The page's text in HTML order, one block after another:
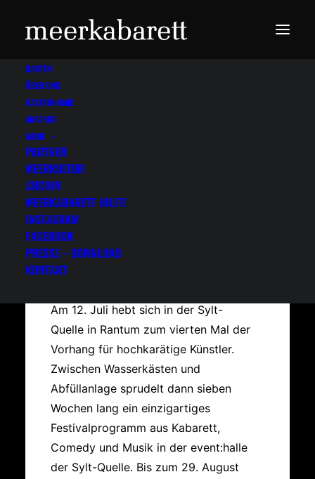
KARTEN
ÜBER UNS
GASTRONOMIE
ANFAHRT
MEHR
PARTNER
MEERKULTUR
ARCHIV
MEERKABARETT HILFT!
INSTAGRAM
FACEBOOK
PRESSE – DOWNLOAD
KONTAKT
2010
Meerkultur: 5. Jahrgang
Das Meerkabarett gehört zum
Am 12. Juli hebt sich in der Sylt-
Quelle in Rantum zum vierten Mal der
Vorhang für hochkarätige Künstler.
Zwischen Wasserkästen und
Abfüllanlage sprudelt dann sieben
Wochen lang ein einzigartiges
Festivalprogramm aus Kabarett,
Comedy und Musik in der event:halle
der Sylt-Quelle. Bis zum 29. August